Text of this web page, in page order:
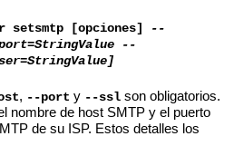
setsmtp [opciones]
--
--
, --port y --ssl son obligatorios.
nombre de host SMTP y el puerto
de su ISP. Estos detalles los